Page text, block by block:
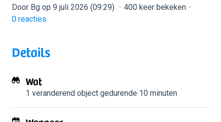
Door Bg op 9 juli 2026 (09:29)
400 keer bekeken
0 reacties
Details
Wat
1 veranderend object gedurende 10 minuten